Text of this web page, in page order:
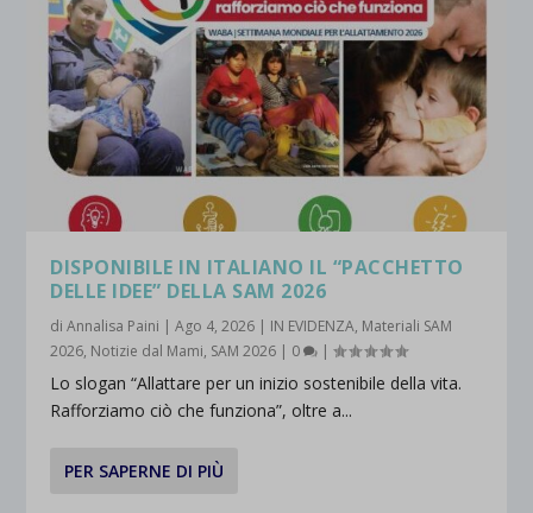
DISPONIBILE IN ITALIANO IL “PACCHETTO
DELLE IDEE” DELLA SAM 2026
diAnnalisa Paini |Ago 4, 2026 | IN EVIDENZA, Materiali SAM
2026, Notizie dal Mami, SAM 2026 | 0 |
Lo slogan “Allattare per un inizio sostenibile della vita.
Rafforziamo ciò che funziona”, oltre a...
PER SAPERNE DI PIÙ